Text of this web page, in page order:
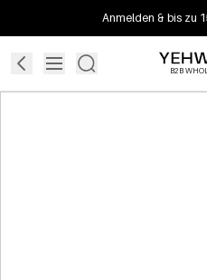
Anmelden & bis zu
B2B